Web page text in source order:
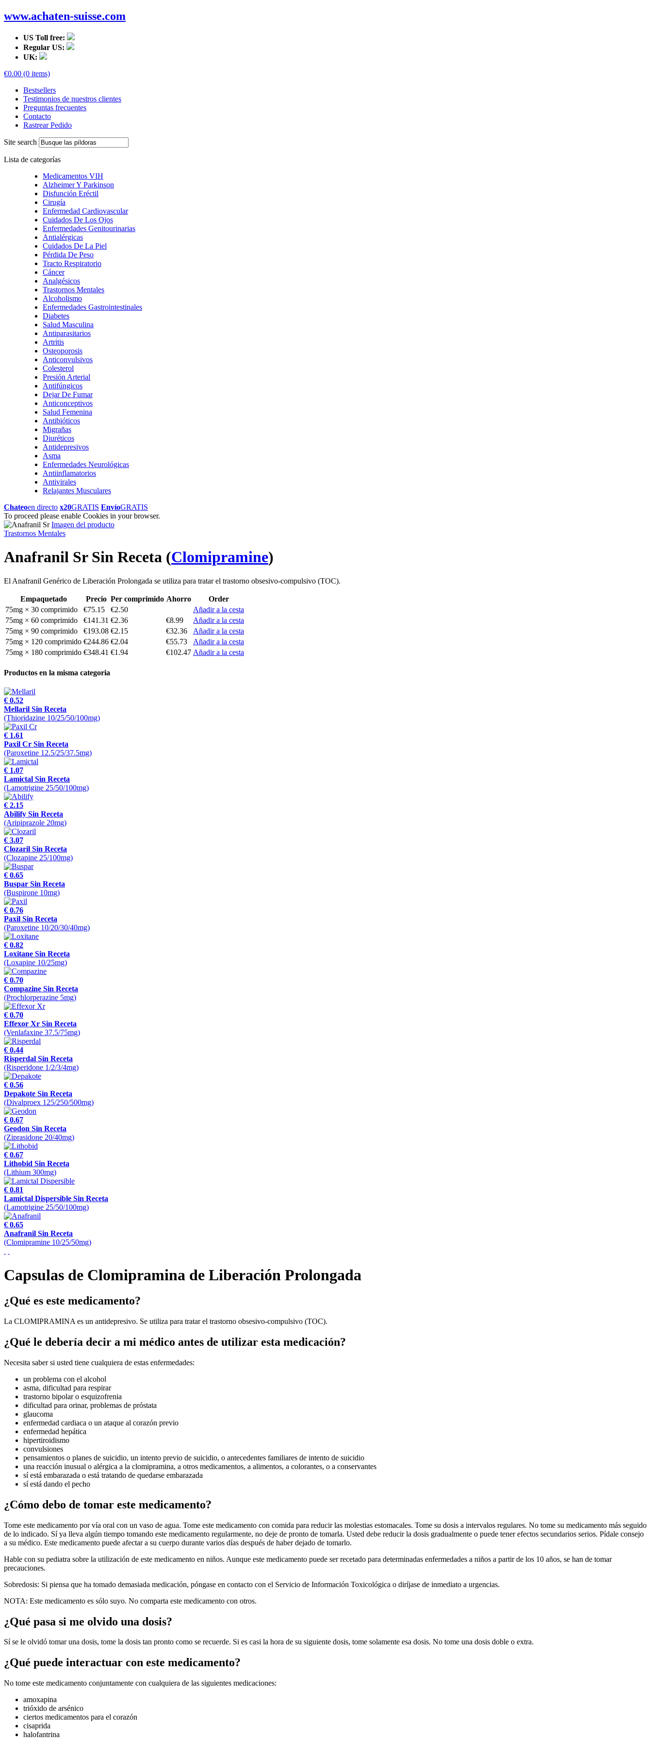
www.achaten-suisse.com
US Toll free:
Regular US:
UK:
€0.00 (0 items)
Bestsellers
Testimonios de nuestros clientes
Preguntas frecuentes
Contacto
Rastrear Pedido
Site search
Lista de categorías
Medicamentos VIH
Alzheimer Y Parkinson
Disfunción Eréctil
Cirugía
Enfermedad Cardiovascular
Cuidados De Los Ojos
Enfermedades Genitourinarias
Antialérgicas
Cuidados De La Piel
Pérdida De Peso
Tracto Respiratorio
Cáncer
Analgésicos
Trastornos Mentales
Alcoholismo
Enfermedades Gastrointestinales
Diabetes
Salud Masculina
Antiparasitarios
Artritis
Osteoporosis
Anticonvulsivos
Colesterol
Presión Arterial
Antifúngicos
Dejar De Fumar
Anticonceptivos
Salud Femenina
Antibióticos
Migrañas
Diuréticos
Antidepresivos
Asma
Enfermedades Neurológicas
Antiinflamatorios
Antivirales
Relajantes Musculares
Chateoen directo x20GRATIS EnvíoGRATIS
To proceed please enable Cookies in your browser.
Imagen del producto
Trastornos Mentales
Anafranil Sr Sin Receta (Clomipramine)
El Anafranil Genérico de Liberación Prolongada se utiliza para tratar el trastorno obsesivo-compulsivo (TOC).
Empaquetado Precio Per comprimido Ahorro
Order
75mg × 30 comprimido
€75.15 €2.50
Añadir a la cesta
75mg × 60 comprimido
€141.31 €2.36 €8.99
Añadir a la cesta
75mg × 90 comprimido
€193.08 €2.15 €32.36
Añadir a la cesta
75mg × 120 comprimido €244.86 €2.04 €55.73
Añadir a la cesta
75mg × 180 comprimido €348.41 €1.94 €102.47 Añadir a la cesta
Productos en la misma categoria
€ 0.52
Mellaril Sin Receta
(Thioridazine 10/25/50/100mg)
€ 1.61
Paxil Cr Sin Receta
(Paroxetine 12.5/25/37.5mg)
€ 1.07
Lamictal Sin Receta
(Lamotrigine 25/50/100mg)
€ 2.15
Abilify Sin Receta
(Aripiprazole 20mg)
€ 3.07
Clozaril Sin Receta
(Clozapine 25/100mg)
€ 0.65
Buspar Sin Receta
(Buspirone 10mg)
€ 0.76
Paxil Sin Receta
(Paroxetine 10/20/30/40mg)
€ 0.82
Loxitane Sin Receta
(Loxapine 10/25mg)
€ 0.70
Compazine Sin Receta
(Prochlorperazine 5mg)
€ 0.70
Effexor Xr Sin Receta
(Venlafaxine 37.5/75mg)
€ 0.44
Risperdal Sin Receta
(Risperidone 1/2/3/4mg)
€ 0.56
Depakote Sin Receta
(Divalproex 125/250/500mg)
€ 0.67
Geodon Sin Receta
(Ziprasidone 20/40mg)
€ 0.67
Lithobid Sin Receta
(Lithium 300mg)
€ 0.81
Lamictal Dispersible Sin Receta
(Lamotrigine 25/50/100mg)
€ 0.65
Anafranil Sin Receta
(Clomipramine 10/25/50mg)
Capsulas de Clomipramina de Liberación Prolongada
¿Qué es este medicamento?
La CLOMIPRAMINA es un antidepresivo. Se utiliza para tratar el trastorno obsesivo-compulsivo (TOC).
¿Qué le debería decir a mi médico antes de utilizar esta medicación?
Necesita saber si usted tiene cualquiera de estas enfermedades:
un problema con el alcohol
asma, dificultad para respirar
trastorno bipolar o esquizofrenia
dificultad para orinar, problemas de próstata
glaucoma
enfermedad cardiaca o un ataque al corazón previo
enfermedad hepática
hipertiroidismo
convulsiones
pensamientos o planes de suicidio, un intento previo de suicidio, o antecedentes familiares de intento de suicidio
una reacción inusual o alérgica a la clomipramina, a otros medicamentos, a alimentos, a colorantes, o a conservantes
sí está embarazada o está tratando de quedarse embarazada
sí está dando el pecho
¿Cómo debo de tomar este medicamento?
Tome este medicamento por vía oral con un vaso de agua. Tome este medicamento con comida para reducir las molestias estomacales. Tome su dosis a intervalos regulares. No tome su medicamento más seguido
de lo indicado. Sí ya lleva algún tiempo tomando este medicamento regularmente, no deje de pronto de tomarla. Usted debe reducir la dosis gradualmente o puede tener efectos secundarios serios. Pídale consejo
a su médico. Este medicamento puede afectar a su cuerpo durante varios días después de haber dejado de tomarlo.
Hable con su pediatra sobre la utilización de este medicamento en niños. Aunque este medicamento puede ser recetado para determinadas enfermedades a niños a partir de los 10 años, se han de tomar
precauciones.
Sobredosis: Si piensa que ha tomado demasiada medicación, póngase en contacto con el Servicio de Información Toxicológica o diríjase de inmediato a urgencias.
NOTA: Este medicamento es sólo suyo. No comparta este medicamento con otros.
¿Qué pasa si me olvido una dosis?
Sí se le olvidó tomar una dosis, tome la dosis tan pronto como se recuerde. Si es casi la hora de su siguiente dosis, tome solamente esa dosis. No tome una dosis doble o extra.
¿Qué puede interactuar con este medicamento?
No tome este medicamento conjuntamente con cualquiera de las siguientes medicaciones:
amoxapina
trióxido de arsénico
ciertos medicamentos para el corazón
cisaprida
halofantrina